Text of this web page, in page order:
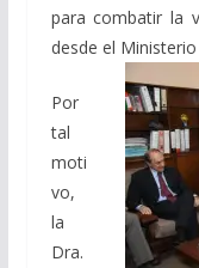
para combatir la
desde el
Por
tal
moti
vo,
la
Dra.